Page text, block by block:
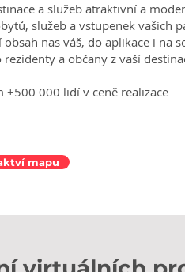
a služeb atraktivní a
služeb a vstupenek vašich
nas váš, do aplikace i na
a občany z vaší
+500 000 lidí v ceně realizace
mapu